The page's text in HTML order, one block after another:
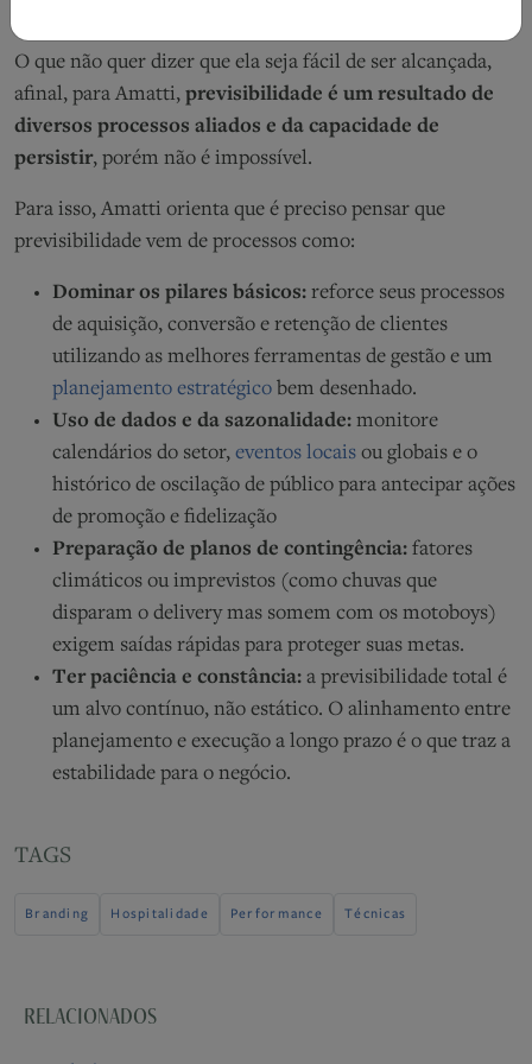
O que não quer dizer que ela seja fácil de ser alcançada,
afinal, para Amatti, previsibilidade é um resultado de
diversos processos aliados e da capacidade de
persistir, porém não é impossível.
Para isso, Amatti orienta que é preciso pensar que
previsibilidade vem de processos como:
Dominar os pilares básicos: reforce seus processos
de aquisição, conversão e retenção de clientes
utilizando as melhores ferramentas de gestão e um
planejamento estratégico bem desenhado.
Uso de dados e da sazonalidade: monitore
calendários do setor, eventos locais ou globais e o
histórico de oscilação de público para antecipar ações
de promoção e fidelização
Preparação de planos de contingência: fatores
climáticos ou imprevistos (como chuvas que
disparam o delivery mas somem com os motoboys)
exigem saídas rápidas para proteger suas metas.
Ter paciência e constância: a previsibilidade total é
um alvo contínuo, não estático. O alinhamento entre
planejamento e execução a longo prazo é o que traz a
estabilidade para o negócio.
TAGS
Branding Hospitalidade Performance Técnicas
RELACIONADOS